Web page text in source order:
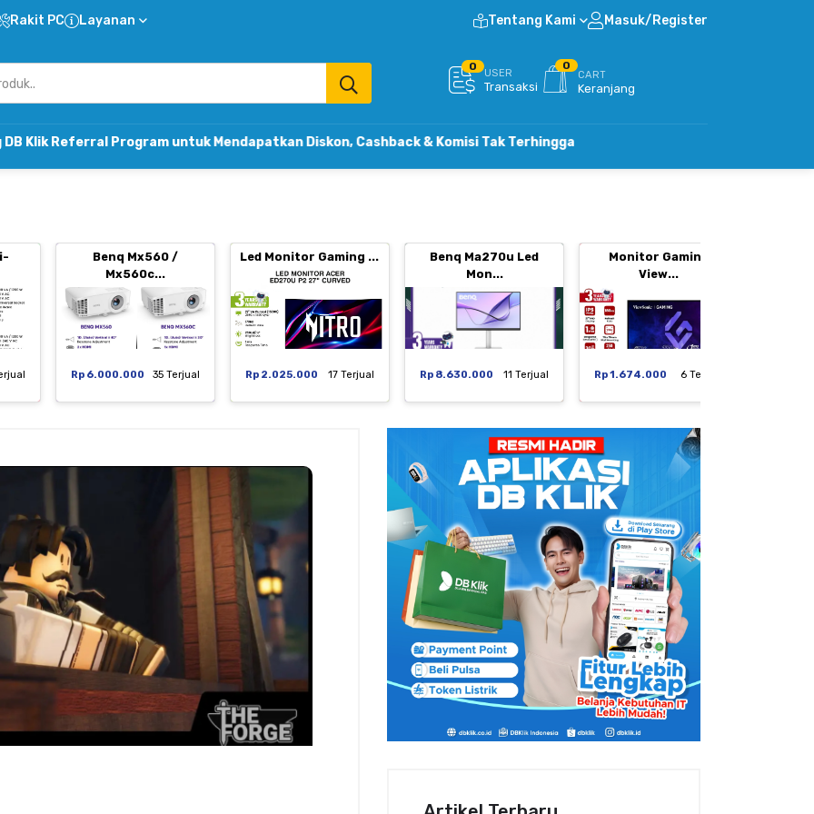
Rakit PC Layanan Tentang Kami Masuk/Register
0
USER
Transaksi
0
CART
Keranjang
Program untuk Mendapatkan Diskon, Cashback & Komisi Tak Terhingga
Benq Mx560 /
Mx560c...
Rp 6.000.000 35 Terjual
Led Monitor Gaming ...
Rp 2.025.000 17 Terjual
Benq Ma270u Led
Mon...
Rp 8.630.000 11 Terjual
Monitor Gaming
View...
Rp 1.674.000 6 Terjual